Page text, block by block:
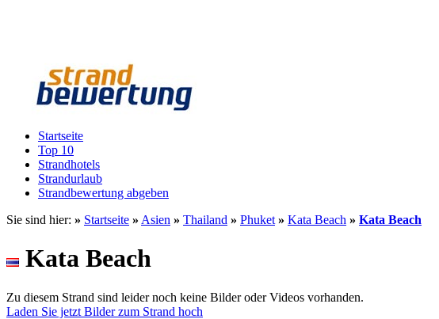
Startseite
Top 10
Strandhotels
Strandurlaub
Strandbewertung abgeben
Sie sind hier: » Startseite » Asien » Thailand » Phuket » Kata Beach » Kata Beach
Kata Beach
Zu diesem Strand sind leider noch keine Bilder oder Videos vorhanden.
Laden Sie jetzt Bilder zum Strand hoch